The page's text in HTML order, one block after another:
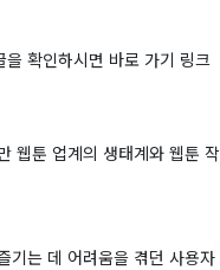
확인하시면 바로 가기 링크
웹툰 업계의 생태계와 웹툰 작
기는 데 어려움을 겪던 사용자